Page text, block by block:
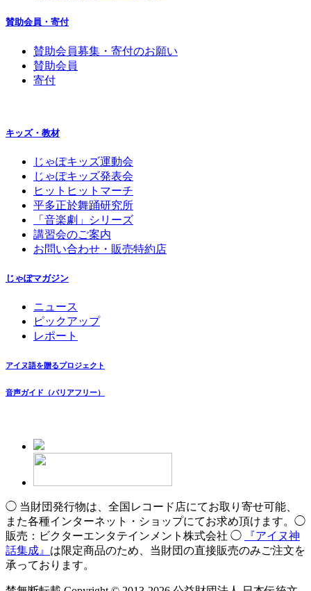
賛助会員・寄付
賛助会員募集・寄付のお願い
賛助会員
寄付
キッズ・教材
じゃぽキッズ運動会
じゃぽキッズ発表会
ヒットヒットマーチ
平多正於舞踊研究所
「音楽劇」シリーズ
講習会のご案内
お問い合わせ・販売特約店
じゃぽマガジン
ニュース
ピックアップ
レポート
アイヌ語を贈るプロジェクト
音声ガイド（バリアフリー）
◯ 当財団発行物は、全国レコード店にてお取り寄せ可能、
また各種インターネット・ショップにてお求め頂けます。◯
販売：ビクターエンタテインメント株式会社 ◯
『アイヌ神
話集成』 は限定商品のため、当財団の直接販売のみご注文を
承っております。